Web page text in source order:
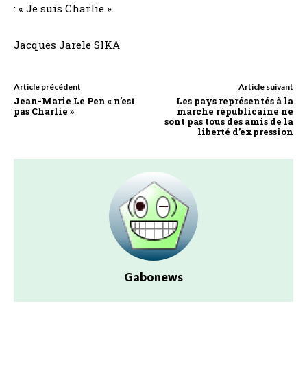
: « Je suis Charlie ».
Jacques Jarele SIKA
Article précédent
Jean-Marie Le Pen « n’est
pas Charlie »
Article suivant
Les pays représentés à la
marche républicaine ne
sont pas tous des amis de la
liberté d’expression
Gabonews